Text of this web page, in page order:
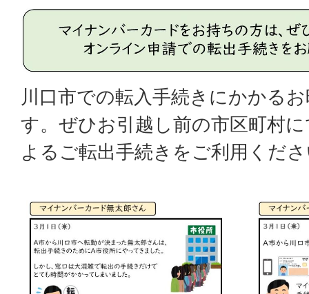
川口市での転入手続きにかかる
す。ぜひお引越し前の市区町村
よるご転出手続きをご利用くだ